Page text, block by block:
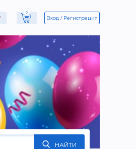
0
Вход Регистрация
НАЙТИ